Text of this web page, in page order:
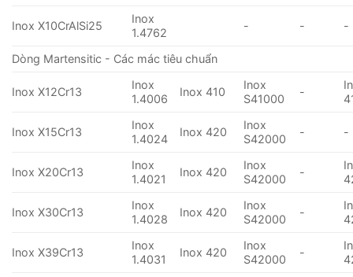
Inox X10CrAlSi25
Inox
1.4762
- - -
Dòng Martensitic - Các mác tiêu chuẩn
Inox X12Cr13
Inox
1.4006
Inox 410
Inox
S41000
-
Inox X15Cr13
Inox
1.4024
Inox 420
Inox
S42000
- -
Inox X20Cr13
Inox
1.4021
Inox 420
Inox
S42000
-
Inox X30Cr13
Inox
1.4028
Inox 420
Inox
S42000
-
Inox X39Cr13
Inox
1.4031
Inox 420
Inox
S42000
-